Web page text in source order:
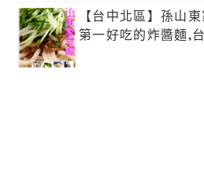
【台中北區】孫山
第一好吃的炸醬麵,